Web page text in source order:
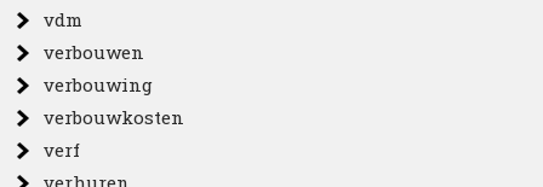
vdm
verbouwen
verbouwing
verbouwkosten
verf
verhuren